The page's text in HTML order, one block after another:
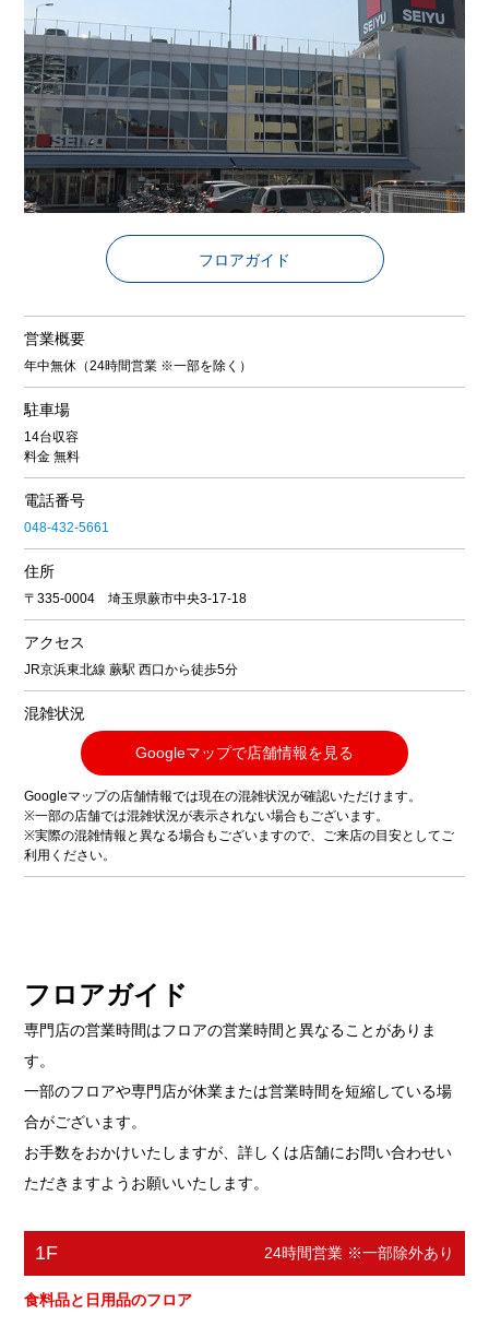
フロアガイド
営業概要
年中無休（24時間営業 ※一部を除く）
駐車場
14台収容
料金 無料
電話番号
048-432-5661
住所
〒335-0004 埼玉県蕨市中央3-17-18
アクセス
JR京浜東北線 蕨駅 西口から徒歩5分
混雑状況
Googleマップで店舗情報を見る
Googleマップの店舗情報では現在の混雑状況が確認いただけます。
※一部の店舗では混雑状況が表示されない場合もございます。
※実際の混雑情報と異なる場合もございますので、ご来店の目安としてご
利用ください。
フロアガイド
専門店の営業時間はフロアの営業時間と異なることがありま
す。
一部のフロアや専門店が休業または営業時間を短縮している場
合がございます。
お手数をおかけいたしますが、詳しくは店舗にお問い合わせい
ただきますようお願いいたします。
1F 24時間営業 ※一部除外あり
食料品と日用品のフロア